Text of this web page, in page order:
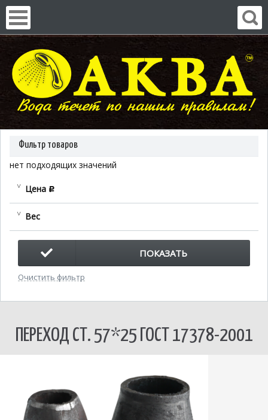
Фильтр товаров
нет подходящих значений
Цена c
Вес
ПОКАЗАТЬ
Очистить фильтр
ПЕРЕХОД СТ. 57*25 ГОСТ 17378-2001